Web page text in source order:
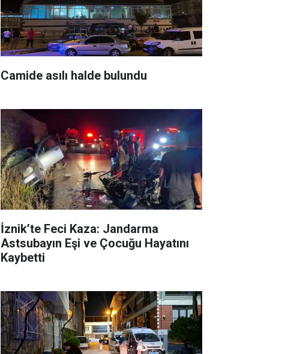
Camide asılı halde bulundu
İznik’te Feci Kaza: Jandarma
Astsubayın Eşi ve Çocuğu Hayatını
Kaybetti